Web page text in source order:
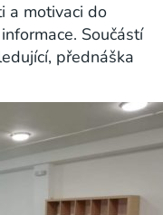
a motivaci do
Součástí
přednáška